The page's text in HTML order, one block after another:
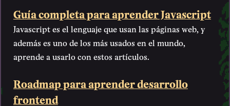
Guía completa para aprender Javascript
Javascript es el lenguaje que usan las páginas web, y
además es uno de los más usados en el mundo,
aprende a usarlo con estos artículos.
Roadmap para aprender desarrollo
frontend